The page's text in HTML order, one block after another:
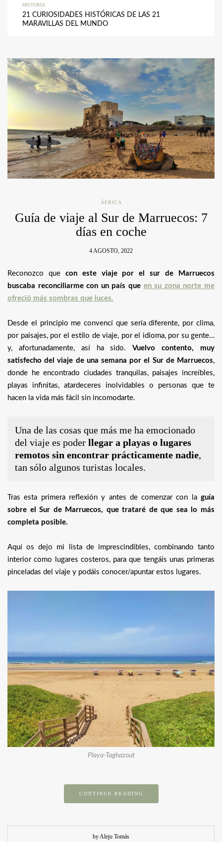
HISTORIA
21 CURIOSIDADES HISTÓRICAS DE LAS 21
MARAVILLAS DEL MUNDO
ÁFRICA
Guía de viaje al Sur de Marruecos: 7
días en coche
4 AGOSTO, 2022
Reconozco que con este viaje por el sur de Marruecos
buscaba reconciliarme con un país que en su zona norte me
ofreció más sombras que luces.
Desde el principio me convencí que sería diferente, por clima,
por paisajes, por el estilo de viaje, por el idioma, por su gente…
y, afortunadamente, así ha sido.Vuelvo contento, muy
satisfecho del viaje de una semana por el Sur de Marruecos,
donde he encontrado ciudades tranquilas, paisajes increíbles,
playas infinitas, atardeceres inolvidables o personas que te
hacen la vida más fácil sin incomodarte.
Una de las cosas que más me ha emocionado
del viaje es poder llegar a playas o lugares
remotos sin encontrar prácticamente nadie,
tan sólo algunos turistas locales.
Tras esta primera reflexión y antes de comenzar con la guía
sobre el Sur de Marruecos, que trataré de que sea lo más
completa posible.
Aquí os dejo mi lista de imprescindibles, combinando tanto
interior como lugares costeros, para que tengáis unas primeras
pinceladas del viaje y podáis conocer/apuntar estos lugares.
Playa-Taghazout
CONTINUE READING
by Alejo Tomás